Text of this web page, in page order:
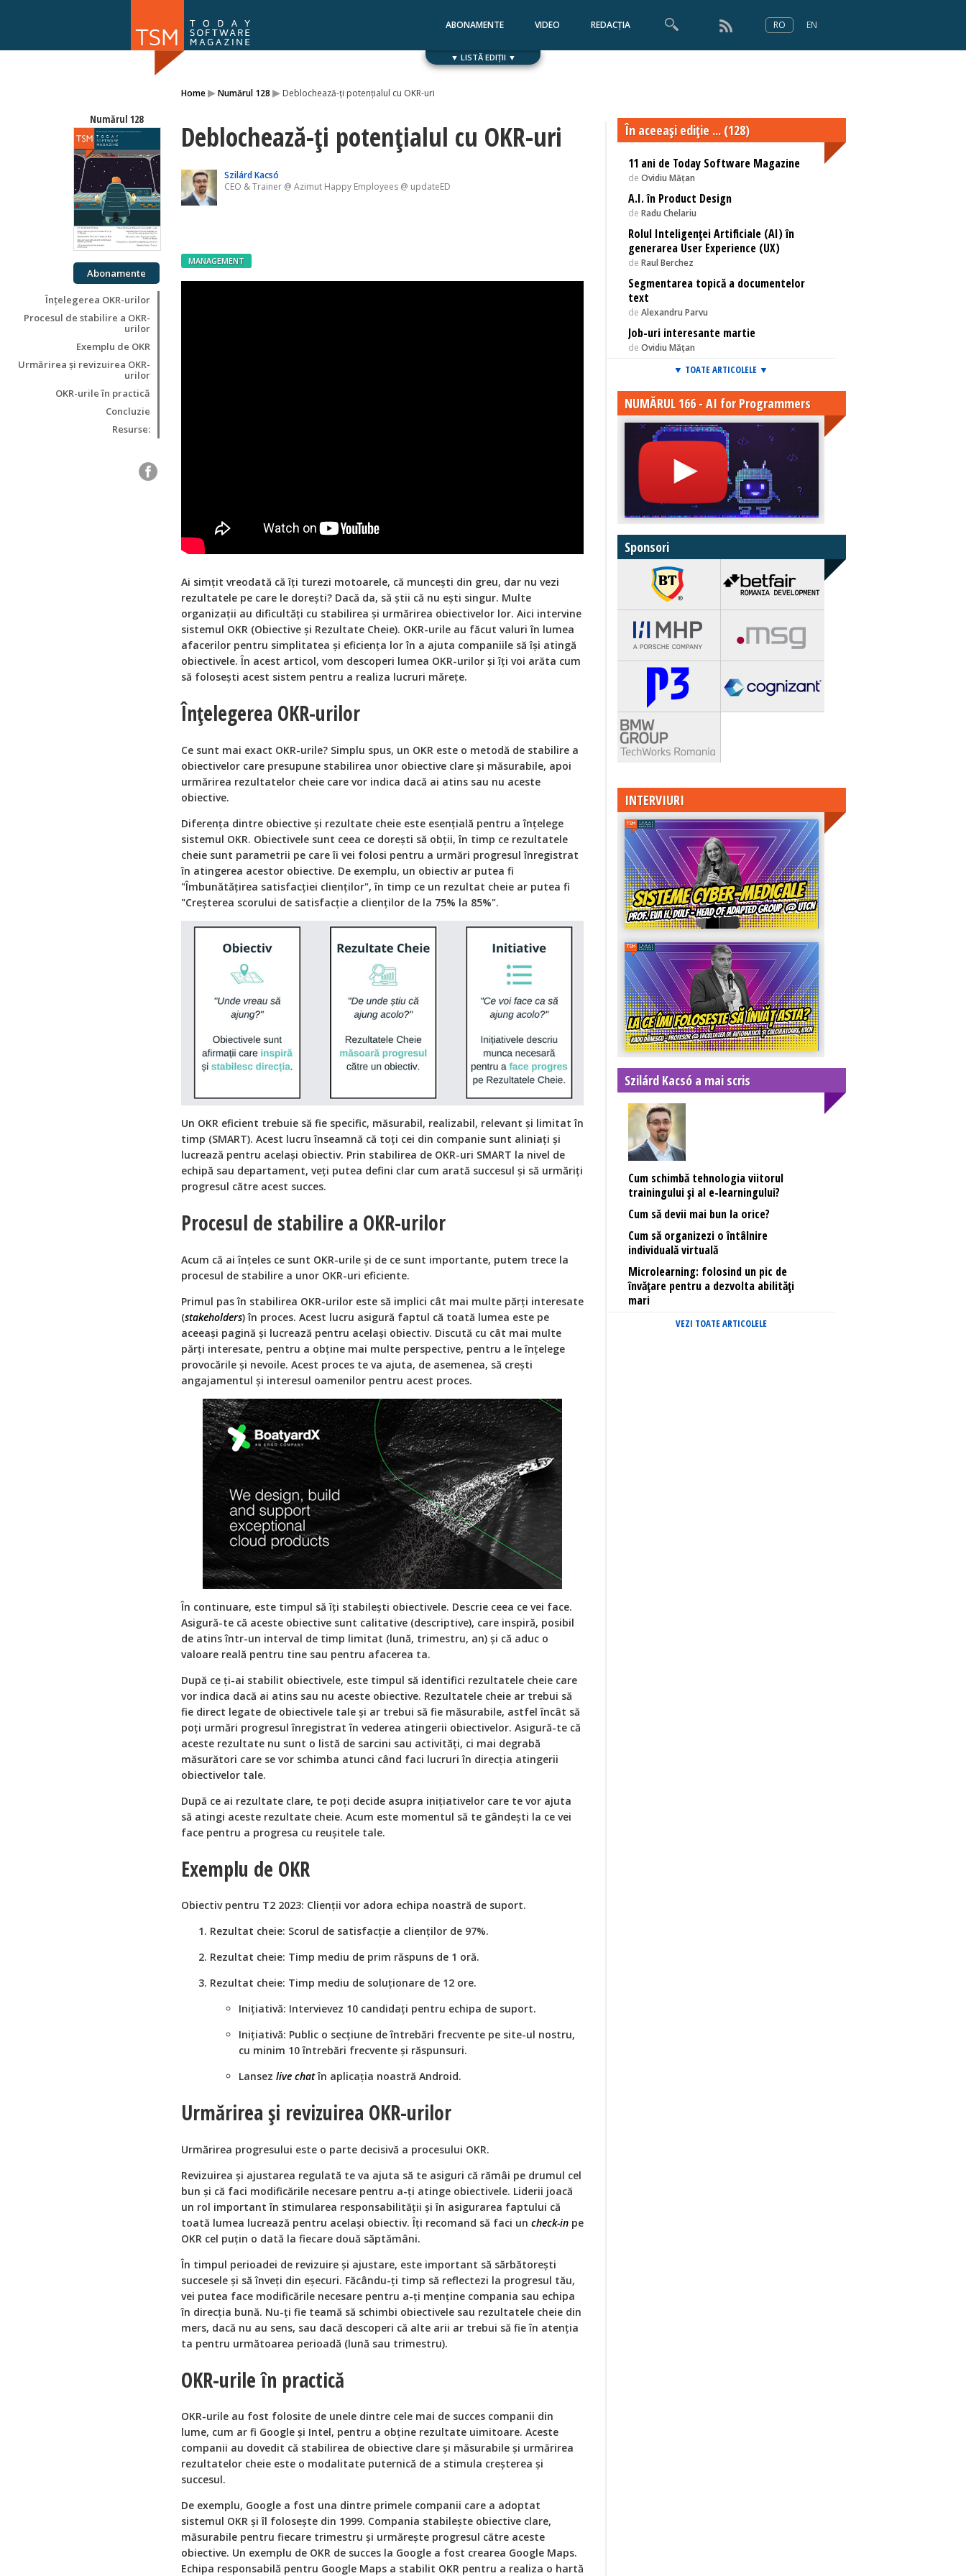
ABONAMENTE VIDEO REDACȚIA RO EN
▼ LISTĂ EDIȚII ▼
Home▸Numărul 128 ▸ Deblochează-ți potențialul cu OKR-uri
Numărul 128
Abonamente
Înțelegerea OKR-urilor
Procesul de stabilire a OKR-
urilor
Exemplu de OKR
Urmărirea și revizuirea OKR-
urilor
OKR-urile în practică
Concluzie
Resurse:
Deblochează-ți potențialul cu OKR-uri
Szilárd Kacsó
CEO & Trainer @ Azimut Happy Employees @ updateED
MANAGEMENT
Ai simțit vreodată că îți turezi motoarele, că muncești din greu, dar nu vezi
rezultatele pe care le dorești? Dacă da, să știi că nu ești singur. Multe
organizații au dificultăți cu stabilirea și urmărirea obiectivelor lor. Aici intervine
sistemul OKR (Obiective și Rezultate Cheie). OKR-urile au făcut valuri în lumea
afacerilor pentru simplitatea și eficiența lor în a ajuta companiile să își atingă
obiectivele. În acest articol, vom descoperi lumea OKR-urilor și îți voi arăta cum
să folosești acest sistem pentru a realiza lucruri mărețe.
Înțelegerea OKR-urilor
Ce sunt mai exact OKR-urile? Simplu spus, un OKR este o metodă de stabilire a
obiectivelor care presupune stabilirea unor obiective clare și măsurabile, apoi
urmărirea rezultatelor cheie care vor indica dacă ai atins sau nu aceste
obiective.
Diferența dintre obiective și rezultate cheie este esențială pentru a înțelege
sistemul OKR. Obiectivele sunt ceea ce dorești să obții, în timp ce rezultatele
cheie sunt parametrii pe care îi vei folosi pentru a urmări progresul înregistrat
în atingerea acestor obiective. De exemplu, un obiectiv ar putea fi
"Îmbunătățirea satisfacției clienților", în timp ce un rezultat cheie ar putea fi
"Creșterea scorului de satisfacție a clienților de la 75% la 85%".
Un OKR eficient trebuie să fie specific, măsurabil, realizabil, relevant și limitat în
timp (SMART). Acest lucru înseamnă că toți cei din companie sunt aliniați și
lucrează pentru același obiectiv. Prin stabilirea de OKR-uri SMART la nivel de
echipă sau departament, veți putea defini clar cum arată succesul și să urmăriți
progresul către acest succes.
Procesul de stabilire a OKR-urilor
Acum că ai înțeles ce sunt OKR-urile și de ce sunt importante, putem trece la
procesul de stabilire a unor OKR-uri eficiente.
Primul pas în stabilirea OKR-urilor este să implici cât mai multe părți interesate
(stakeholders) în proces. Acest lucru asigură faptul că toată lumea este pe
aceeași pagină și lucrează pentru același obiectiv. Discută cu cât mai multe
părți interesate, pentru a obține mai multe perspective, pentru a le înțelege
provocările și nevoile. Acest proces te va ajuta, de asemenea, să crești
angajamentul și interesul oamenilor pentru acest proces.
În continuare, este timpul să îți stabilești obiectivele. Descrie ceea ce vei face.
Asigură-te că aceste obiective sunt calitative (descriptive), care inspiră, posibil
de atins într-un interval de timp limitat (lună, trimestru, an) și că aduc o
valoare reală pentru tine sau pentru afacerea ta.
După ce ți-ai stabilit obiectivele, este timpul să identifici rezultatele cheie care
vor indica dacă ai atins sau nu aceste obiective. Rezultatele cheie ar trebui să
fie direct legate de obiectivele tale și ar trebui să fie măsurabile, astfel încât să
poți urmări progresul înregistrat în vederea atingerii obiectivelor. Asigură-te că
aceste rezultate nu sunt o listă de sarcini sau activități, ci mai degrabă
măsurători care se vor schimba atunci când faci lucruri în direcția atingerii
obiectivelor tale.
După ce ai rezultate clare, te poți decide asupra inițiativelor care te vor ajuta
să atingi aceste rezultate cheie. Acum este momentul să te gândești la ce vei
face pentru a progresa cu reușitele tale.
Exemplu de OKR
Obiectiv pentru T2 2023: Clienții vor adora echipa noastră de suport.
Rezultat cheie: Scorul de satisfacție a clienților de 97%.
Rezultat cheie: Timp mediu de prim răspuns de 1 oră.
Rezultat cheie: Timp mediu de soluționare de 12 ore.
Inițiativă: Intervievez 10 candidați pentru echipa de suport.
Inițiativă: Public o secțiune de întrebări frecvente pe site-ul nostru,
cu minim 10 întrebări frecvente și răspunsuri.
Lansez live chatîn aplicația noastră Android.
Urmărirea și revizuirea OKR-urilor
Urmărirea progresului este o parte decisivă a procesului OKR.
Revizuirea și ajustarea regulată te va ajuta să te asiguri că rămâi pe drumul cel
bun și că faci modificările necesare pentru a-ți atinge obiectivele. Liderii joacă
un rol important în stimularea responsabilității și în asigurarea faptului că
toată lumea lucrează pentru același obiectiv. Îți recomand să faci un check-in pe
OKR cel puțin o dată la fiecare două săptămâni.
În timpul perioadei de revizuire și ajustare, este important să sărbătorești
succesele și să înveți din eșecuri. Făcându-ți timp să reflectezi la progresul tău,
vei putea face modificările necesare pentru a-ți menține compania sau echipa
în direcția bună. Nu-ți fie teamă să schimbi obiectivele sau rezultatele cheie din
mers, dacă nu au sens, sau dacă descoperi că alte arii ar trebui să fie în atenția
ta pentru următoarea perioadă (lună sau trimestru).
OKR-urile în practică
OKR-urile au fost folosite de unele dintre cele mai de succes companii din
lume, cum ar fi Google și Intel, pentru a obține rezultate uimitoare. Aceste
companii au dovedit că stabilirea de obiective clare și măsurabile și urmărirea
rezultatelor cheie este o modalitate puternică de a stimula creșterea și
succesul.
De exemplu, Google a fost una dintre primele companii care a adoptat
sistemul OKR și îl folosește din 1999. Compania stabilește obiective clare,
măsurabile pentru fiecare trimestru și urmărește progresul către aceste
obiective. Un exemplu de OKR de succes la Google a fost crearea Google Maps.
Echipa responsabilă pentru Google Maps a stabilit OKR pentru a realiza o hartă
În aceeaşi ediţie ... (128)
11 ani de Today Software Magazine
de Ovidiu Mățan
A.I. în Product Design
de Radu Chelariu
Rolul Inteligenței Artificiale (AI) în
generarea User Experience (UX)
de Raul Berchez
Segmentarea topică a documentelor
text
de Alexandru Parvu
Job-uri interesante martie
de Ovidiu Mățan
▼ TOATE ARTICOLELE ▼
NUMĂRUL 166 - AI for Programmers
Sponsori
INTERVIURI
Szilárd Kacsó a mai scris
Cum schimbă tehnologia viitorul
trainingului și al e-learningului?
Cum să devii mai bun la orice?
Cum să organizezi o întâlnire
individuală virtuală
Microlearning: folosind un pic de
învățare pentru a dezvolta abilități
mari
VEZI TOATE ARTICOLELE